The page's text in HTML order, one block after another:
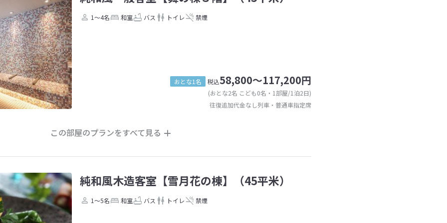
1～4名 和室 バス トイレ 禁煙
おとな1名 税込58,800～117,200円
(おとな2名 こども0名・1部屋/1泊2日)
往復追加代金なし列車・普通車指定席
この部屋のプランをすべて見る
純和風木造客室【雪月花の棟】（45平米）
1～5名 和室 バス トイレ 禁煙